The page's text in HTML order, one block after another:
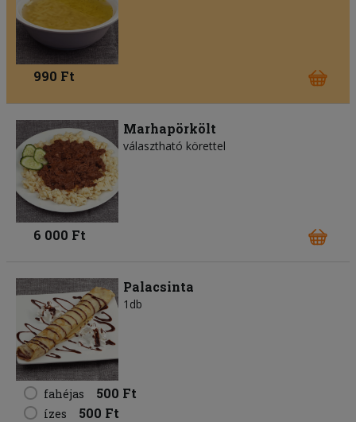
990 Ft
Marhapörkölt
választható körettel
6 000 Ft
Palacsinta
1db
fahéjas 500 Ft
ízes 500 Ft